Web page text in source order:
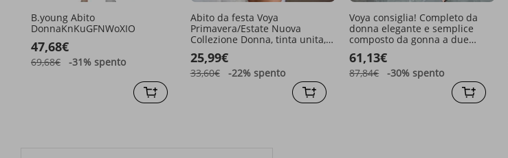
B.young Abito
DonnaKnKuGFNWoXIO
47,68€
69,68€ -31% spento
Abito da festa Voya
Primavera/Estate Nuova
Collezione Donna, tinta unita,
abito aderente e sexy
25,99€
33,60€ -22% spento
Voya consiglia! Completo da
donna elegante e semplice
composto da gonna a due
quadri a maniche lunghe e
piccolo tailleur in stile
61,13€
87,84€ -30% spento